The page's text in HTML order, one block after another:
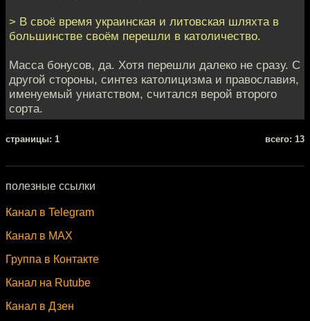
> В своё время украинская и литовская шляхта в
большинстве своём перешли в католичество.
Масса бонусов, да. Хотя перешли далеко не сразу. С
другой стороны, синтез католицизма и православия,
именуемый униатством, считался верой второго
сорта.
cтраницы: 1 всего: 13
полезные ссылки
Канал в Telegram
Канал в MAX
Группа в Контакте
Канал на Rutube
Канал в Дзен